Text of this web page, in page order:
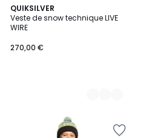
QUIKSILVER
Veste de snow technique LIVE
WIRE
270,00 €
2
Couleurs